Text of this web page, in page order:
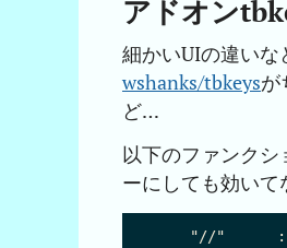
アドオン
細かいUIの違いな
wshanks/tbkeysが
ど…
以下のファンク
ーにしても効いて
"//"      :